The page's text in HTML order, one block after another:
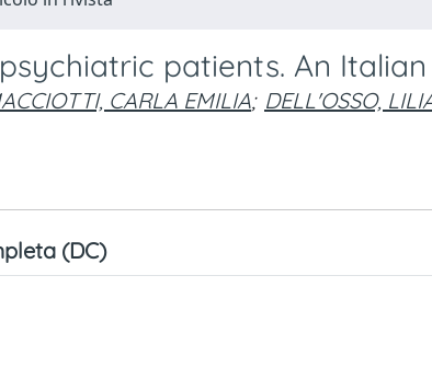
patients. An
CARLA EMILIA; DELL'OSSO,
(DC)